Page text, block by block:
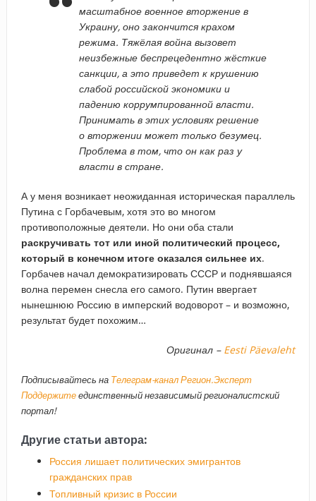
масштабное военное вторжение в
Украину, оно закончится крахом
режима. Тяжёлая война вызовет
неизбежные беспрецедентно жёсткие
санкции, а это приведет к крушению
слабой российской экономики и
падению коррумпированной власти.
Принимать в этих условиях решение
о вторжении может только безумец.
Проблема в том, что он как раз у
власти в стране.
А у меня возникает неожиданная историческая параллель
Путина с Горбачевым, хотя это во многом
противоположные деятели. Но они оба стали
раскручивать тот или иной политический процесс,
который в конечном итоге оказался сильнее их.
Горбачев начал демократизировать СССР и поднявшаяся
волна перемен снесла его самого. Путин ввергает
нынешнюю Россию в имперский водоворот – и возможно,
результат будет похожим…
Оригинал – Eesti Päevaleht
Подписывайтесь на Телеграм-канал Регион.Эксперт
Поддержитеединственный независимый регионалистский
портал!
Другие статьи автора:
Россия лишает политических эмигрантов
гражданских прав
Топливный кризис в России